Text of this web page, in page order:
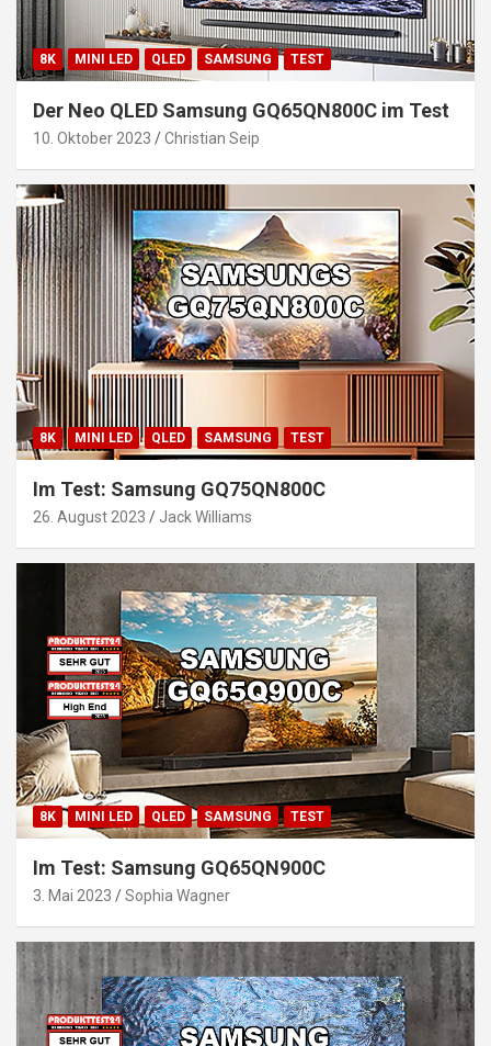
8K MINI LED QLED SAMSUNG TEST
Der Neo QLED Samsung GQ65QN800C im Test
10. Oktober 2023 Christian Seip
8K MINI LED QLED SAMSUNG TEST
Im Test: Samsung GQ75QN800C
26. August 2023 Jack Williams
8K MINI LED QLED SAMSUNG TEST
Im Test: Samsung GQ65QN900C
3. Mai 2023 Sophia Wagner